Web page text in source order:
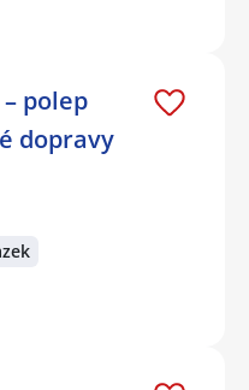
polep
dopravy